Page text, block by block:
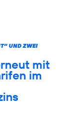
UND ZWEI
mit
im